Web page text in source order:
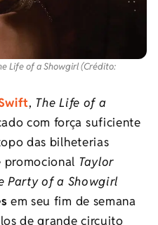
Life of a Showgirl (Crédito:
, The Life of a
com força suficiente
das bilheterias
promocional Taylor
Party of a Showgirl
em seu fim de semana
de grande circuito